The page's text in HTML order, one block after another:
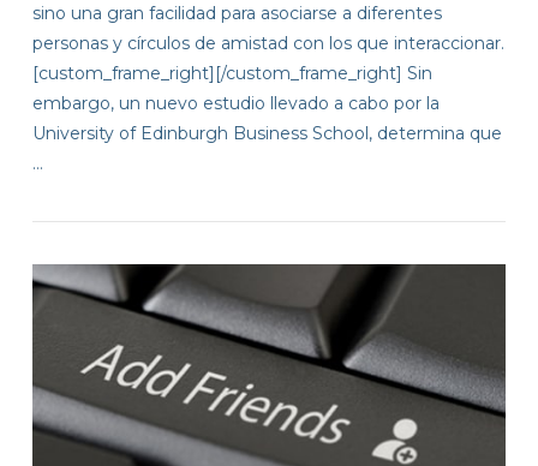
sino una gran facilidad para asociarse a diferentes
personas y círculos de amistad con los que interaccionar.
[custom_frame_right][/custom_frame_right] Sin
embargo, un nuevo estudio llevado a cabo por la
University of Edinburgh Business School, determina que
…